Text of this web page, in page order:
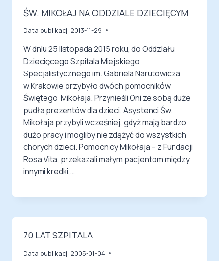
ŚW. MIKOŁAJ NA ODDZIALE DZIECIĘCYM
Data publikacji 2013-11-29
W dniu 25 listopada 2015 roku, do Oddziału
Dziecięcego Szpitala Miejskiego
Specjalistycznego im. Gabriela Narutowicza
w Krakowie przybyło dwóch pomocników
Świętego Mikołaja. Przynieśli Oni ze sobą duże
pudła prezentów dla dzieci. Asystenci Św.
Mikołaja przybyli wcześniej, gdyż mają bardzo
dużo pracy i mogliby nie zdążyć do wszystkich
chorych dzieci. Pomocnicy Mikołaja – z Fundacji
Rosa Vita, przekazali małym pacjentom między
innymi kredki,…
70 LAT SZPITALA
Data publikacji 2005-01-04